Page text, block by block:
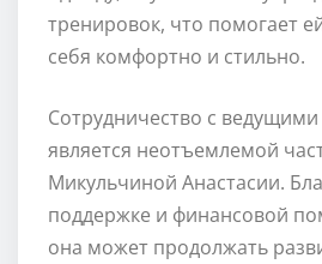
тренировок, что помогает
себя комфортно и стильно.
Сотрудничество с
является неотъемлемой
Микульчиной Анастасии.
поддержке и финансовой
она может продолжать